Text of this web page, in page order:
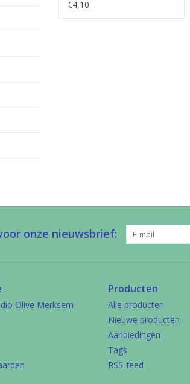
€4,10
onze nieuwsbrief:
Olive Merksem
Producten
Alle producten
Nieuwe producten
Aanbiedingen
Tags
RSS-feed